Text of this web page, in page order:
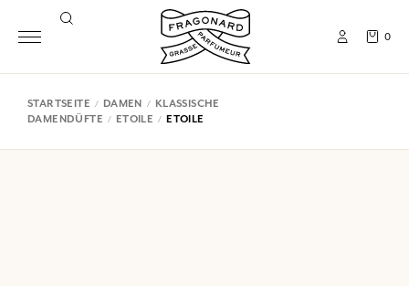
0
STARTSEITE DAMEN
KLASSISCHE
DAMENDÜFTE
ETOILE ETOILE